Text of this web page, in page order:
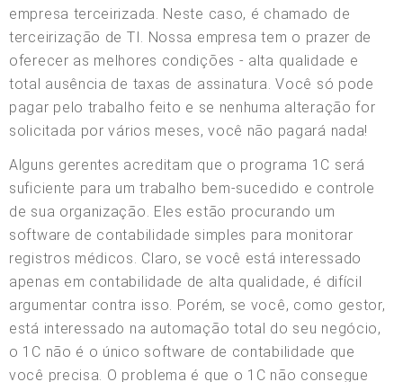
empresa terceirizada. Neste caso, é chamado de
terceirização de TI. Nossa empresa tem o prazer de
oferecer as melhores condições - alta qualidade e
total ausência de taxas de assinatura. Você só pode
pagar pelo trabalho feito e se nenhuma alteração for
solicitada por vários meses, você não pagará nada!
Alguns gerentes acreditam que o programa 1C será
suficiente para um trabalho bem-sucedido e controle
de sua organização. Eles estão procurando um
software de contabilidade simples para monitorar
registros médicos. Claro, se você está interessado
apenas em contabilidade de alta qualidade, é difícil
argumentar contra isso. Porém, se você, como gestor,
está interessado na automação total do seu negócio,
o 1C não é o único software de contabilidade que
você precisa. O problema é que o 1C não consegue